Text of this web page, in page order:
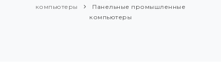
компьютеры
Панельные промышленные
компьютеры